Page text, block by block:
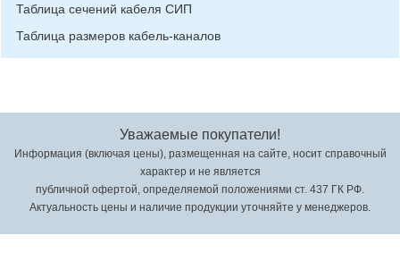
Таблица сечений кабеля СИП
Таблица размеров кабель-каналов
Уважаемые покупатели!
Информация (включая цены), размещенная на сайте, носит справочный
характер и не является
публичной офертой, определяемой положениями ст. 437 ГК РФ.
Актуальность цены и наличие продукции уточняйте у менеджеров.